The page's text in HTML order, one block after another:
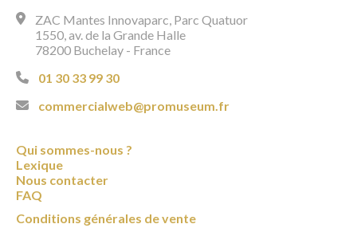
ZAC Mantes Innovaparc, Parc Quatuor
1550, av. de la Grande Halle
78200 Buchelay - France
01 30 33 99 30
commercialweb@promuseum.fr
Qui sommes-nous ?
Lexique
Nous contacter
FAQ
Conditions générales de vente